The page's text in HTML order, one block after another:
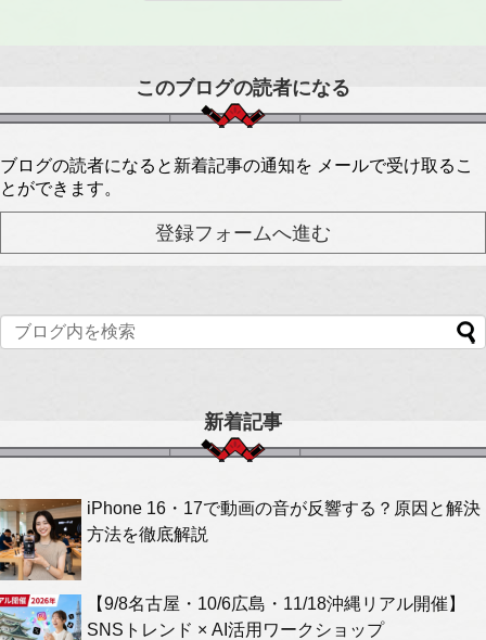
このブログの読者になる
ブログの読者になると新着記事の通知を メールで受け取るこ
とができます。
新着記事
iPhone 16・17で動画の音が反響する？原因と解決
方法を徹底解説
【9/8名古屋・10/6広島・11/18沖縄リアル開催】
SNSトレンド × AI活用ワークショップ